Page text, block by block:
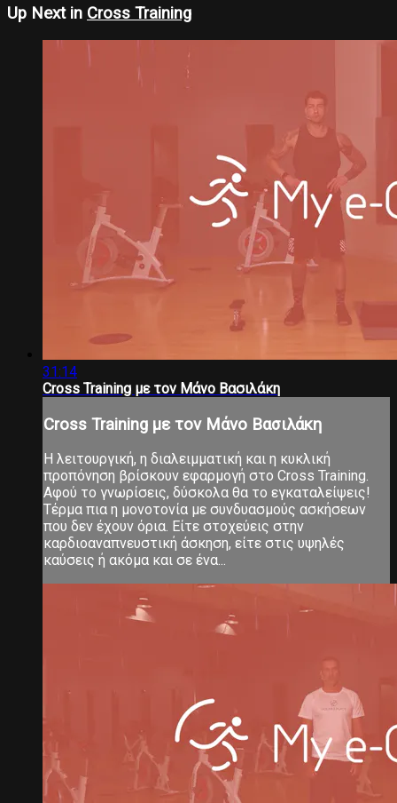
Up Next in Cross Training
31:14
Cross Training με τον Μάνο Βασιλάκη
Cross Training με τον Μάνο Βασιλάκη
Η λειτουργική, η διαλειμματική και η κυκλική
προπόνηση βρίσκουν εφαρμογή στο Cross Training.
Αφού το γνωρίσεις, δύσκολα θα το εγκαταλείψεις!
Τέρμα πια η μονοτονία με συνδυασμούς ασκήσεων
που δεν έχουν όρια. Είτε στοχεύεις στην
καρδιοαναπνευστική άσκηση, είτε στις υψηλές
καύσεις ή ακόμα και σε ένα...